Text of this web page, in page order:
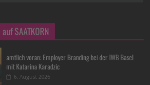
SAATKORN
amtlich voran: Employer Branding bei der IWB Basel
mit Katarina Karadzic
6. August 2026